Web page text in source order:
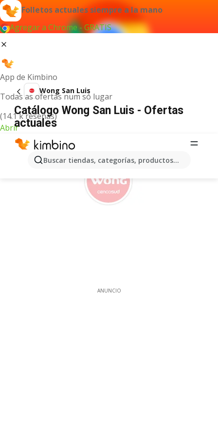
Folletos actuales siempre a la mano
Agregar a Chrome - GRATIS
App de Kimbino
Todas as ofertas num só lugar
(14.1 k reseñas)
Abrir
Buscar tiendas, categorías, productos...
Wong San Luis
Catálogo Wong San Luis - Ofertas
actuales
ANUNCIO